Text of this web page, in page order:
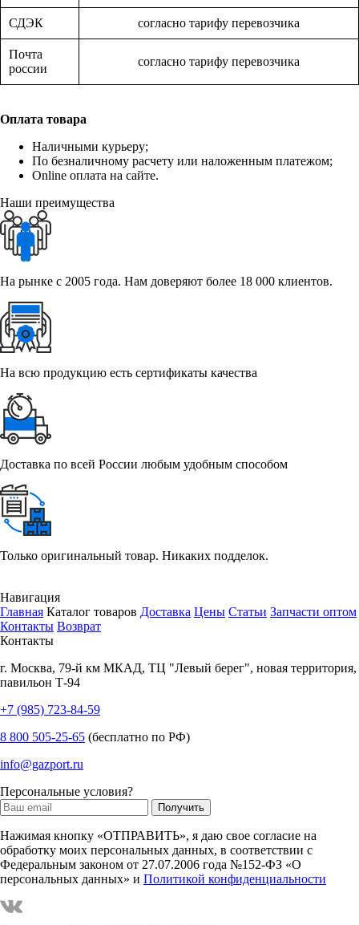
СДЭК согласно тарифу перевозчика
Почта
россии
согласно тарифу перевозчика
Оплата товара
Наличными курьеру;
По безналичному расчету или наложенным платежом;
Online оплата на сайте.
Наши преимущества
На рынке с 2005 года. Нам доверяют более 18 000 клиентов.
На всю продукцию есть сертификаты качества
Доставка по всей России любым удобным способом
Только оригинальный товар. Никаких подделок.
Навигация
Главная Каталог товаров Доставка Цены Статьи Запчасти оптом
Контакты Возврат
Контакты
г. Москва, 79-й км МКАД, ТЦ "Левый берег", новая территория,
павильон Т-94
+7 (985) 723-84-59
8 800 505-25-65 (бесплатно по РФ)
info@gazport.ru
Персональные условия?
Нажимая кнопку «ОТПРАВИТЬ», я даю свое согласие на
обработку моих персональных данных, в соответствии с
Федеральным законом от 27.07.2006 года №152-ФЗ «О
персональных данных» и Политикой конфиденциальности